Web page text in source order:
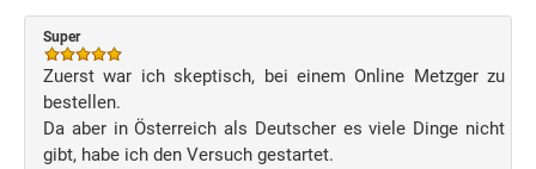
Super
Zuerst war ich skeptisch, bei einem Online Metzger zu
bestellen.
Da aber in Österreich als Deutscher es viele Dinge nicht
gibt, habe ich den Versuch gestartet.